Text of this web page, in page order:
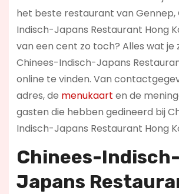
het beste restaurant van Gennep,
Indisch-Japans Restaurant Hong
van een cent zo toch? Alles wat je
Chinees-Indisch-Japans
online te vinden. Van
adres, de menukaart en de
gasten die hebben gedineerd bij
Indisch-Japans Restaurant Hong
Chinees-Indisch-
Japans